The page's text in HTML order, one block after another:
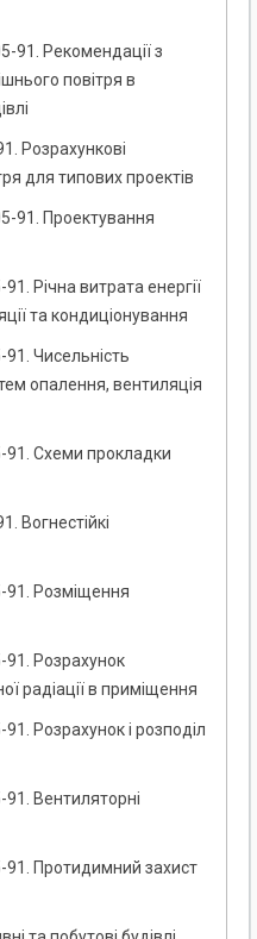
91. Рекомендації з
повітря в
Розрахункові
для типових проектів
91. Проектування
Річна витрата енергії
та кондиціонування
Чисельність
опалення, вентиляція
91. Схеми прокладки
Вогнестійкі
91. Розміщення
91. Розрахунок
радіації в приміщення
Розрахунок і розподіл
Вентиляторні
91. Протидимний захист